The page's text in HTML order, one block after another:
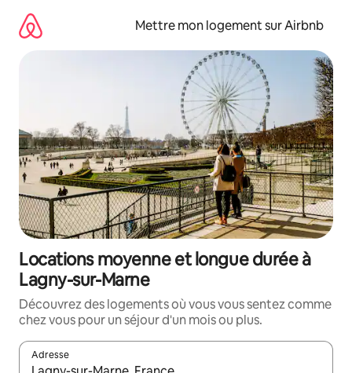
directement
Mettre mon logement sur Airbnb
Locations moyenne et longue durée à
Lagny-sur-Marne
Découvrez des logements où vous vous sentez comme
chez vous pour un séjour d'un mois ou plus.
Adresse
Lorsque les résultats s'affichent, utilisez les flèches vers le